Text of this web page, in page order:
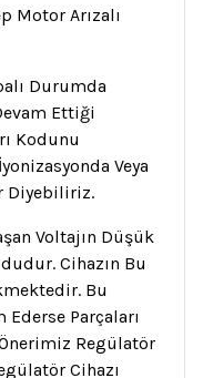
Motor Arızalı
Durumda
Ettiği
Kodunu
Veya
Diyebiliriz.
Voltajın Düşük
Cihazın Bu
Bu
Parçaları
Regülatör
Cihazı